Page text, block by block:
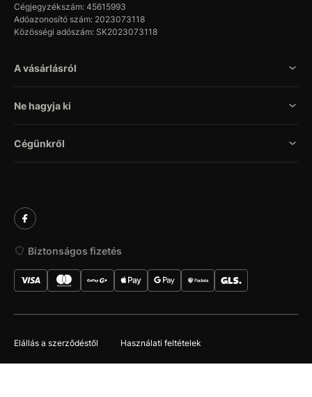
Cégjegyzékszám: 45615993
Adóazonosító szám: 2023073118
Közösségi adószám: SK2023073118
A vásárlásról
Ne hagyja ki
Cégünkről
Biztonságos fizetés
Elállás a szerződéstől Használati feltételek